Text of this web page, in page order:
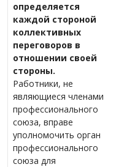
определяется
каждой стороной
коллективных
переговоров в
отношении своей
стороны.
Работники, не
являющиеся членами
профессионального
союза, вправе
уполномочить орган
профессионального
союза для